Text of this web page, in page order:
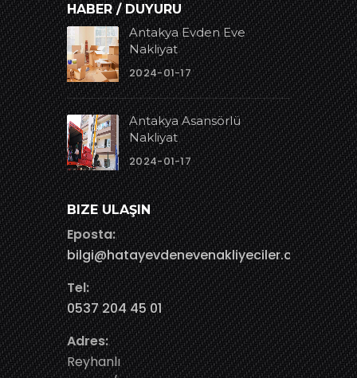
HABER / DUYURU
Antakya Evden Eve
Nakliyat
2024-01-17
Antakya Asansörlü
Nakliyat
2024-01-17
BIZE ULAŞIN
Eposta:
bilgi@hatayevdenevenakliyeciler.com.tr
Tel:
0537 204 45 01
Adres:
Reyhanlı